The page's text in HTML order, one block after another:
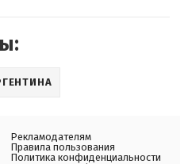
Рекламодателям
Правила пользования
Политика конфиденциальности